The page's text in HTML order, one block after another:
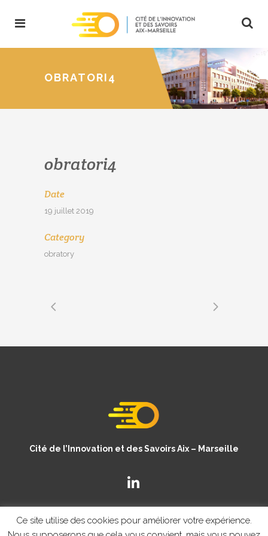
OBRATORI4
obratori4
Date
19 juillet 2019
Category
obratory
Cité de l’Innovation et des Savoirs Aix – Marseille
Ce site utilise des cookies pour améliorer votre expérience.